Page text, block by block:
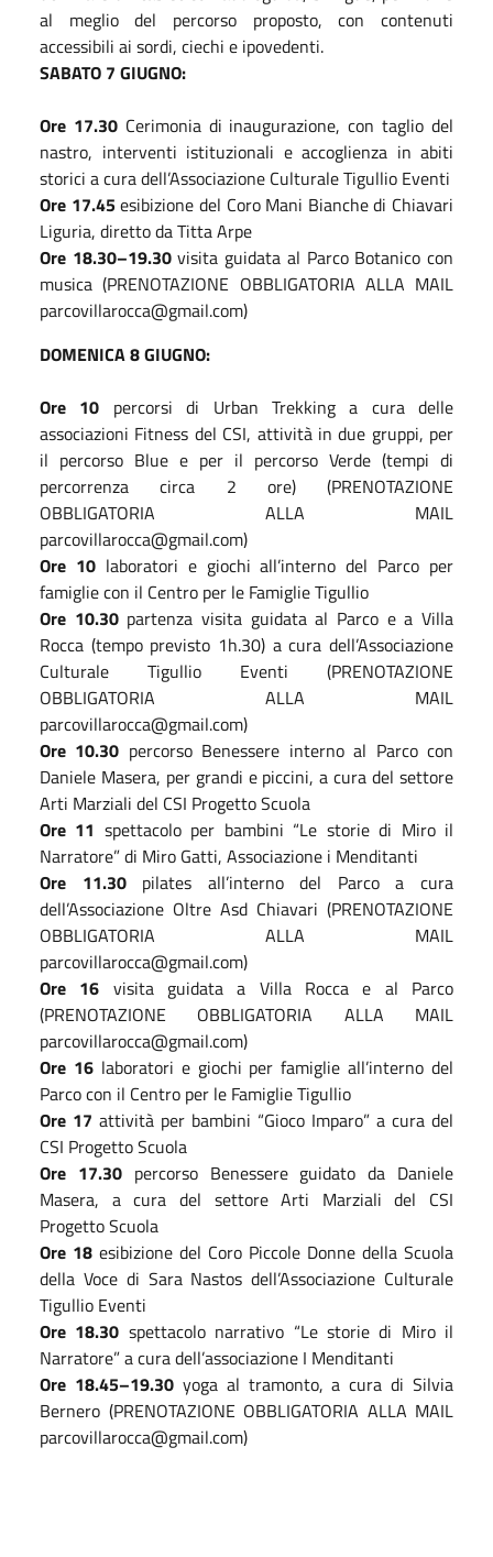
al meglio del percorso proposto, con contenuti
accessibili ai sordi, ciechi e ipovedenti.
SABATO 7 GIUGNO:
Ore 17.30 Cerimonia di inaugurazione, con taglio del
nastro, interventi istituzionali e accoglienza in abiti
storici a cura dell’Associazione Culturale Tigullio Eventi
Ore 17.45esibizione del Coro Mani Bianche di Chiavari
Liguria, diretto da Titta Arpe
Ore 18.30–19.30visita guidata al Parco Botanico con
musica (PRENOTAZIONE OBBLIGATORIA ALLA MAIL
parcovillarocca@gmail.com)
DOMENICA 8 GIUGNO:
Ore 10 percorsi di Urban Trekking a cura delle
associazioni Fitness del CSI, attività in due gruppi, per
il percorso Blue e per il percorso Verde (tempi di
percorrenza circa 2 ore) (PRENOTAZIONE
OBBLIGATORIA ALLA MAIL
parcovillarocca@gmail.com)
Ore 10 laboratori e giochi all’interno del Parco per
famiglie con il Centro per le Famiglie Tigullio
Ore 10.30partenza visita guidata al Parco e a Villa
Rocca (tempo previsto 1h.30) a cura dell’Associazione
Culturale Tigullio Eventi (PRENOTAZIONE
OBBLIGATORIA ALLA MAIL
parcovillarocca@gmail.com)
Ore 10.30 percorso Benessere interno al Parco con
Daniele Masera, per grandi e piccini, a cura del settore
Arti Marziali del CSI Progetto Scuola
Ore 11 spettacolo per bambini “Le storie di Miro il
Narratore” di Miro Gatti, Associazione i Menditanti
Ore 11.30 pilates all’interno del Parco a cura
dell’Associazione Oltre Asd Chiavari (PRENOTAZIONE
OBBLIGATORIA ALLA MAIL
parcovillarocca@gmail.com)
Ore 16 visita guidata a Villa Rocca e al Parco
(PRENOTAZIONE OBBLIGATORIA ALLA MAIL
parcovillarocca@gmail.com)
Ore 16laboratori e giochi per famiglie all’interno del
Parco con il Centro per le Famiglie Tigullio
Ore 17 attività per bambini “Gioco Imparo” a cura del
CSI Progetto Scuola
Ore 17.30 percorso Benessere guidato da Daniele
Masera, a cura del settore Arti Marziali del CSI
Progetto Scuola
Ore 18 esibizione del Coro Piccole Donne della Scuola
della Voce di Sara Nastos dell’Associazione Culturale
Tigullio Eventi
Ore 18.30 spettacolo narrativo “Le storie di Miro il
Narratore” a cura dell’associazione I Menditanti
Ore 18.45–19.30yoga al tramonto, a cura di Silvia
Bernero (PRENOTAZIONE OBBLIGATORIA ALLA MAIL
parcovillarocca@gmail.com)